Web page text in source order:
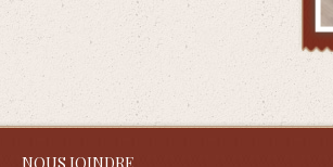
NOUS JOINDRE